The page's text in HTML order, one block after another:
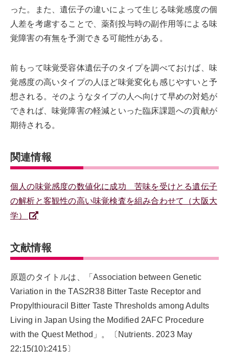
った。また、遺伝子の違いによって生じる味覚感度の個
人差を考慮することで、薬剤投与時の副作用等による味
覚障害の有無を予測できる可能性がある。
前もって味覚受容体遺伝子のタイプを調べておけば、味
覚感度の高いタイプの人ほど味覚変化も感じやすいと予
想される。そのようなタイプの人へ向けて早めの対処が
できれば、味覚障害の軽減といった臨床課題への貢献が
期待される。
関連情報
個人の味覚感度の数値化に成功 苦味を受けとる遺伝子
の解析と客観性の高い味覚検査を組み合わせて（大阪大
学）
文献情報
原題のタイトルは、「Association between Genetic
Variation in the TAS2R38 Bitter Taste Receptor and
Propylthiouracil Bitter Taste Thresholds among Adults
Living in Japan Using the Modified 2AFC Procedure
with the Quest Method」。〔Nutrients. 2023 May
22;15(10):2415〕